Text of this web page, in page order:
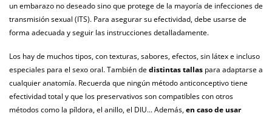
Envío discreto Paquete discreto y sin distintivos
Garantías 3 años de garantía
Producto
original
recibo?
El martes 11 de agosto (fecha estimada)
un embarazo no deseado sino que protege de la mayoría de infecciones de
transmisión sexual (ITS). Para asegurar su efectividad, debe usarse de
forma adecuada y seguir las instrucciones detalladamente.
Los hay de muchos tipos, con texturas, sabores, efectos, sin látex e incluso
especiales para el sexo oral. También dedistintas tallas para adaptarse a
cualquier anatomía. Recuerda que ningún método anticonceptivo tiene
efectividad total y que los preservativos son compatibles con otros
métodos como la píldora, el anillo, el DIU... Además,en caso de usar